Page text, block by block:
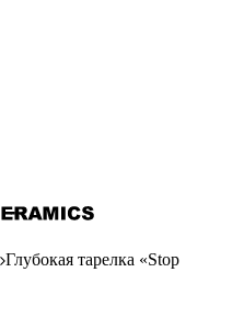
Глубокая тарелка «Stop